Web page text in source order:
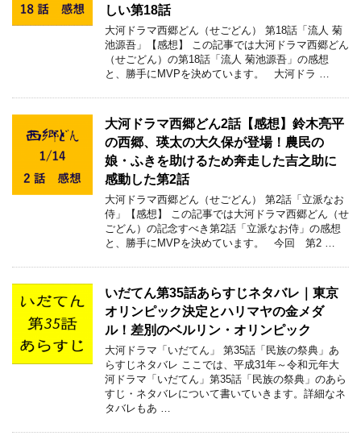
しい第18話
大河ドラマ西郷どん（せごどん） 第18話「流人 菊
池源吾」【感想】 この記事では大河ドラマ西郷どん
（せごどん）の第18話「流人 菊池源吾」の感想
と、勝手にMVPを決めています。 大河ドラ …
大河ドラマ西郷どん2話【感想】鈴木亮平
の西郷、瑛太の大久保が登場！農民の
娘・ふきを助けるため奔走した吉之助に
感動した第2話
大河ドラマ西郷どん（せごどん） 第2話「立派なお
侍」【感想】 この記事では大河ドラマ西郷どん（せ
ごどん）の記念すべき第2話「立派なお侍」の感想
と、勝手にMVPを決めています。 今回 第2 …
いだてん第35話あらすじネタバレ｜東京
オリンピック決定とハリマヤの金メダ
ル！差別のベルリン・オリンピック
大河ドラマ「いだてん」 第35話「民族の祭典」あ
らすじネタバレ ここでは、平成31年～令和元年大
河ドラマ「いだてん」第35話「民族の祭典」のあら
すじ・ネタバレについて書いていきます。詳細なネ
タバレもあ …